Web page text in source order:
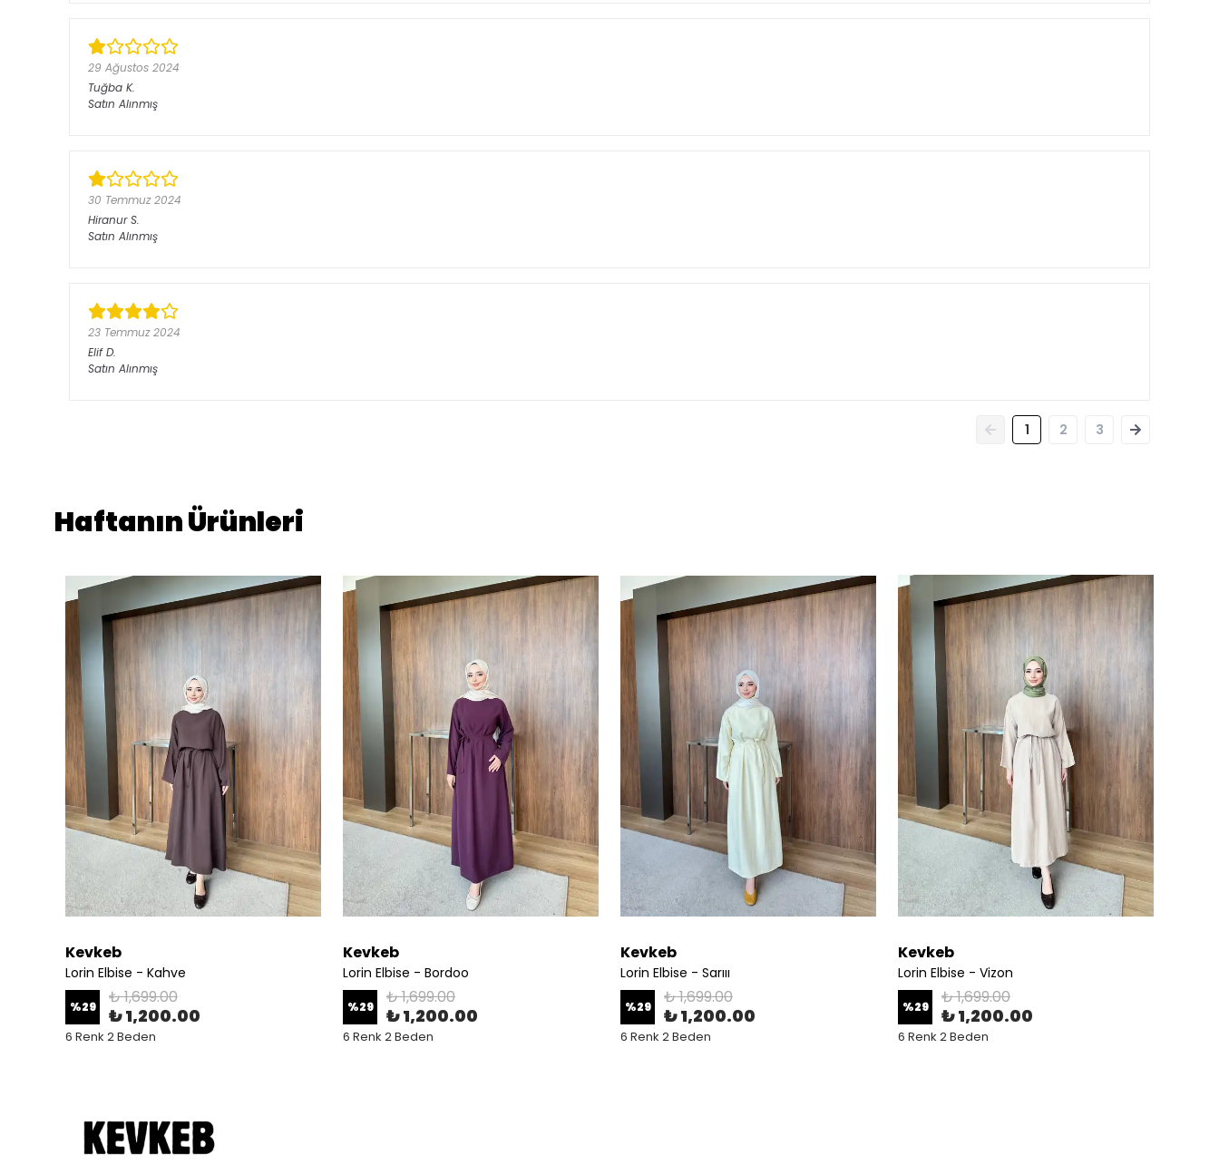
29 Ağustos 2024
Tuğba K.
Satın Alınmış
30 Temmuz 2024
Hiranur S.
Satın Alınmış
23 Temmuz 2024
Elif D.
Satın Alınmış
1 2 3
Haftanın Ürünleri
Kevkeb
Lorin Elbise - Kahve
%29 ₺ 1,699.00
₺ 1,200.00
6 Renk 2 Beden
Kevkeb
Lorin Elbise - Bordoo
%29 ₺ 1,699.00
₺ 1,200.00
6 Renk 2 Beden
Kevkeb
Lorin Elbise - Sarııı
%29 ₺ 1,699.00
₺ 1,200.00
6 Renk 2 Beden
Kevkeb
Lorin Elbise - Vizon
%29 ₺ 1,699.00
₺ 1,200.00
6 Renk 2 Beden